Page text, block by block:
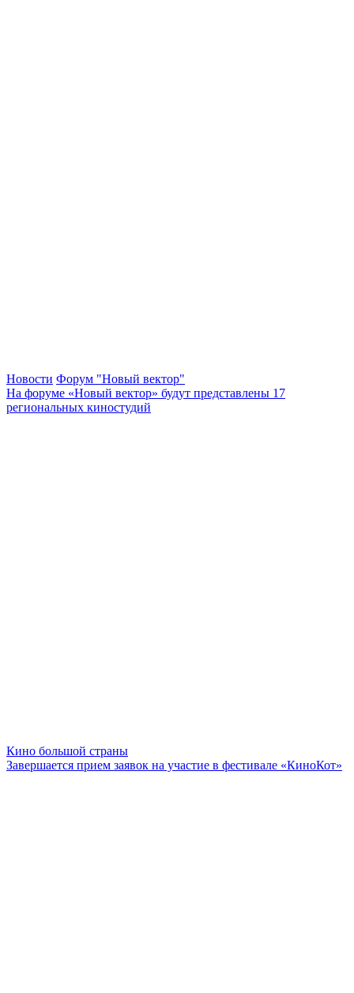
Новости Форум "Новый вектор"
На форуме «Новый вектор» будут представлены 17
региональных киностудий
Кино большой страны
Завершается прием заявок на участие в фестивале «КиноКот»